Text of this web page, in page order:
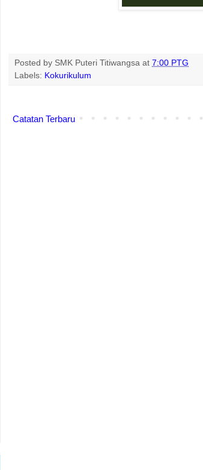
Posted by SMK Puteri Titiwangsa at 7:00 PTG
Labels: Kokurikulum
Catatan Terbaru